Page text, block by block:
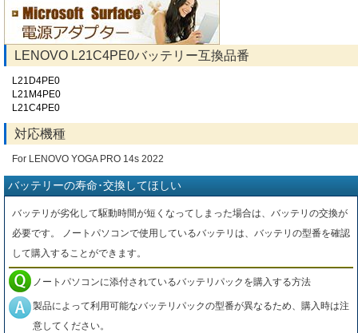
LENOVO L21C4PE0バッテリー互換品番
L21D4PE0
L21M4PE0
L21C4PE0
対応機種
For LENOVO YOGA PRO 14s 2022
バッテリーの寿命･交換してほしい
バッテリが劣化して駆動時間が短くなってしまった場合は、バッテリの交換が
必要です。 ノートパソコンで使用しているバッテリは、バッテリの型番を確認
して購入することができます。
ノートパソコンに添付されているバッテリパックを購入する方法
製品によって利用可能なバッテリパックの型番が異なるため、購入時は注
意してください。